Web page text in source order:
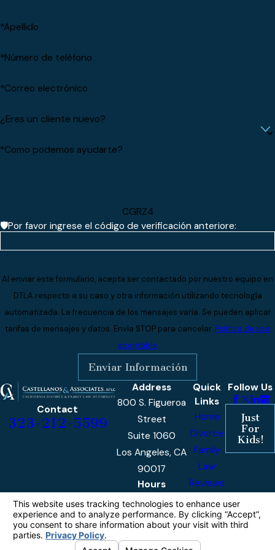
*Apellido
*Número de teléfono
*Correo electrónico
¿Eres un cliente nuevo?
*Como podemos ayudarte?
CGRZ4
🛡️Por favor ingrese el código de verificación anteriore:
Al enviar este formulario, acepta ser contactado por nuestro equipo en
DTLA respecto a su caso y otra información utilizando tecnología
automatizada. La frecuencia de los mensajes varía. Se pueden aplicar
tarifas de mensajes y datos. Envía STOP para cancelar. Política de uso
aceptable
Enviar Información
Contact
323-212-5599
Address
800 S. Figueroa
Street
Suite 1060
Los Angeles, CA
90017
Hours
Monday -
Friday
9am -
5pm
Quick
Links
Home
Divorce
Family
Law
Reviews
Our
Blog
Contact
Follow Us
Just
For
Kids!